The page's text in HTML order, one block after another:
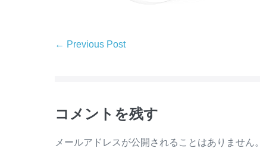
← Previous Post
コメントを残す
メールアドレスが公開されることはありません。